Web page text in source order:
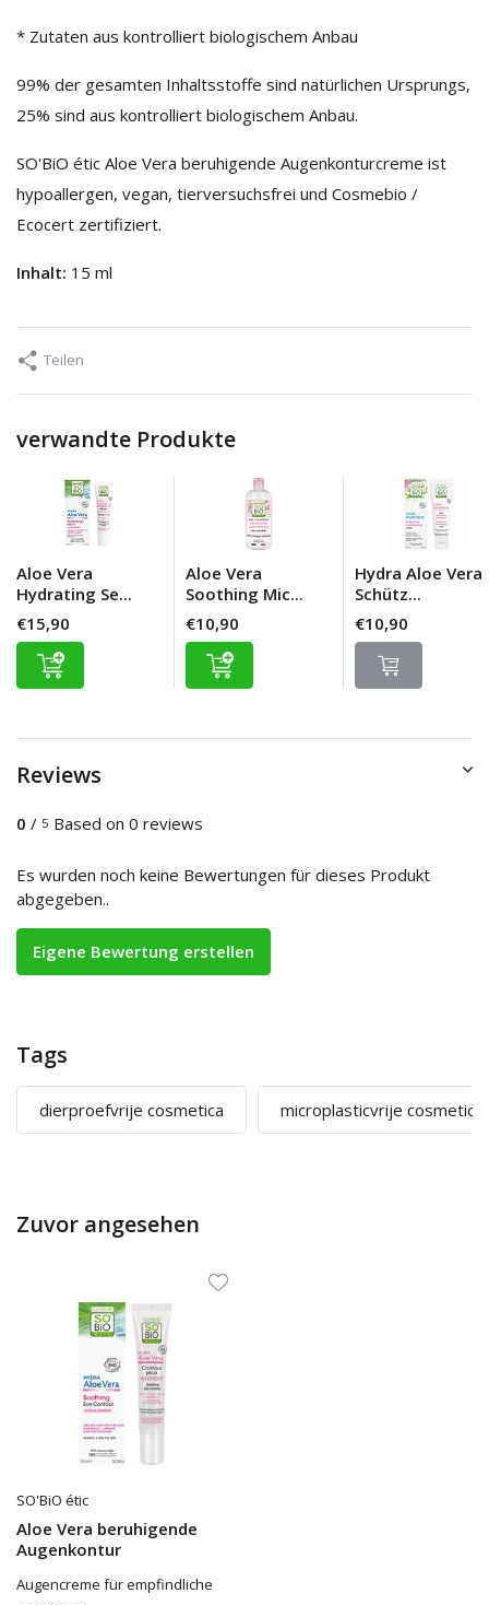
* Zutaten aus kontrolliert biologischem Anbau
99% der gesamten Inhaltsstoffe sind natürlichen Ursprungs,
25% sind aus kontrolliert biologischem Anbau.
SO'BiO étic Aloe Vera beruhigende Augenkonturcreme ist
hypoallergen, vegan, tierversuchsfrei und Cosmebio /
Ecocert zertifiziert.
Inhalt: 15 ml
Teilen
verwandte Produkte
Aloe Vera
Hydrating Se...
€15,90
Aloe Vera
Soothing Mic...
€10,90
Hydra Aloe Vera
Schütz...
€10,90
Reviews
0 / 5 Based on 0 reviews
Es wurden noch keine Bewertungen für dieses Produkt
abgegeben..
Eigene Bewertung erstellen
Tags
dierproefvrije cosmetica microplasticvrije cosmetica
Zuvor angesehen
SO'BiO étic
Aloe Vera beruhigende
Augenkontur
Augencreme für empfindliche